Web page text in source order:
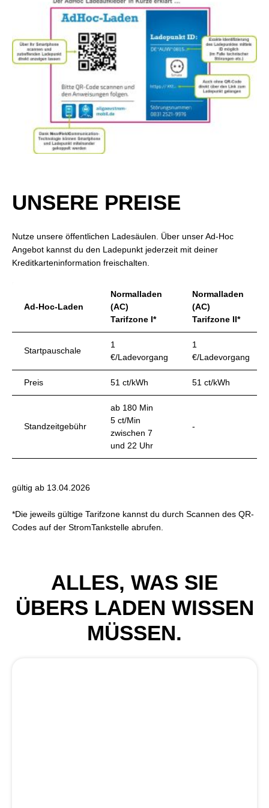
UNSERE PREISE
Nutze unsere öffentlichen Ladesäulen. Über unser Ad-Hoc
Angebot kannst du den Ladepunkt jederzeit mit deiner
Kreditkarteninformation freischalten.
Ad-Hoc-Laden
Normalladen
(AC)
Tarifzone I*
Normalladen
(AC)
Tarifzone II*
Startpauschale
1
€/Ladevorgang
1
€/Ladevorgang
Preis 51 ct/kWh 51 ct/kWh
Standzeitgebühr
ab 180 Min
5 ct/Min
zwischen 7
und 22 Uhr
-
gültig ab 13.04.2026
*Die jeweils gültige Tarifzone kannst du durch Scannen des QR-
Codes auf der StromTankstelle abrufen.
ALLES, WAS SIE
ÜBERS LADEN WISSEN
MÜSSEN.